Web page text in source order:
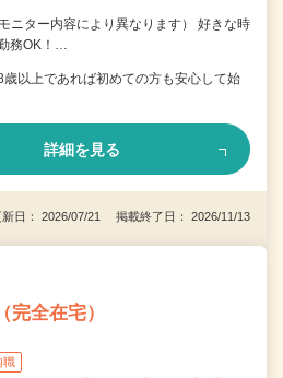
ニター内容により異なります） 好きな時
務OK！…
以上であれば初めての方も安心して始
詳細を見る
新日： 2026/07/21 掲載終了日： 2026/11/13
完全在宅）
職